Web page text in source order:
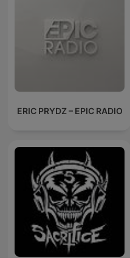
ERIC PRYDZ – EPIC RADIO